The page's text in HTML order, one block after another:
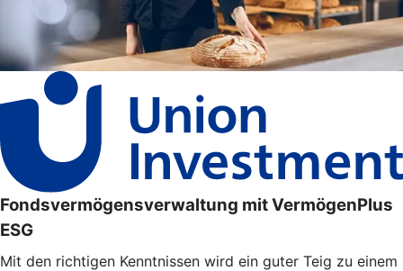
Fondsvermögensverwaltung mit VermögenPlus
ESG
Mit den richtigen Kenntnissen wird ein guter Teig zu einem